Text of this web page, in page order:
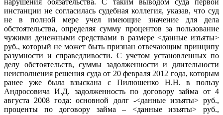
нарушения обязательства. С таким выводом суда первой
инстанции не согласилась судебная коллегия, указав, что суд
не в полной мере учел имеющие значение для дела
обстоятельства, определяя сумму процентов за пользование
чужими денежными средствами в размере <данные изъяты>
руб., который не может быть признан отвечающим принципу
разумности и справедливости. С учетом установленных по
делу обстоятельств, суммы задолженности и длительности
неисполнения решения суда от 20 февраля 2012 года, которым
ранее уже была взыскана с Пилюшенко Н.Н. в пользу
Андросовича И.Д. задолженность по договору займа от 4
августа 2008 года: основной долг -<данные изъяты> руб.,
проценты по договору займа – <данные изъяты> руб.,